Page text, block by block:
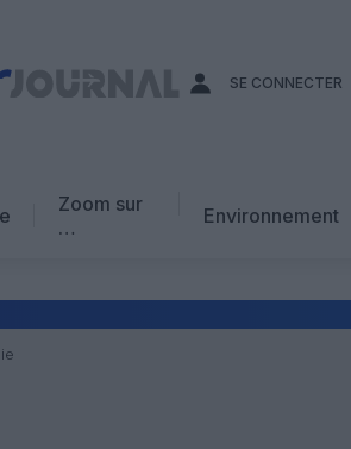
SE CONNECTER
Zoom sur
…
Environnement